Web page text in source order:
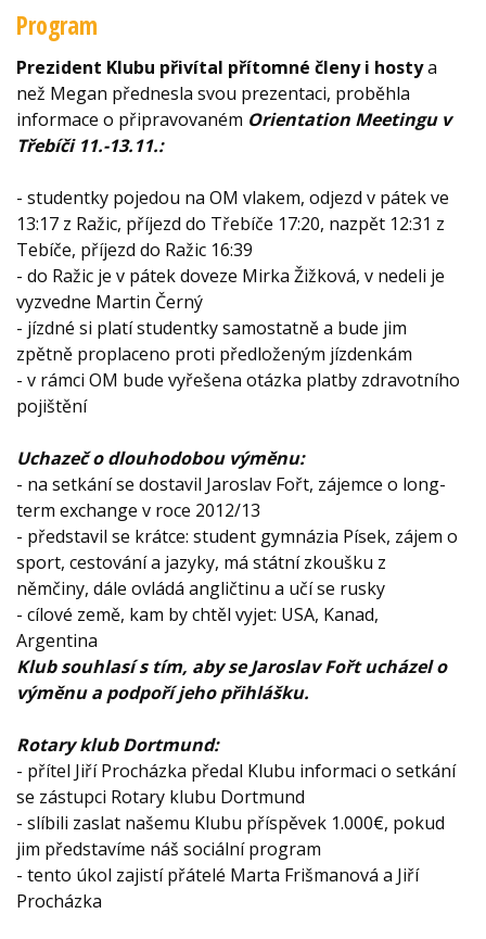
Program
Prezident Klubu přivítal přítomné členy i hostya
než Megan přednesla svou prezentaci, proběhla
informace o připravovaném Orientation Meetingu v
Třebíči 11.-13.11.:
- studentky pojedou na OM vlakem, odjezd v pátek ve
13:17 z Ražic, příjezd do Třebíče 17:20, nazpět 12:31 z
Tebíče, příjezd do Ražic 16:39
- do Ražic je v pátek doveze Mirka Žižková, v nedeli je
vyzvedne Martin Černý
- jízdné si platí studentky samostatně a bude jim
zpětně proplaceno proti předloženým jízdenkám
- v rámci OM bude vyřešena otázka platby zdravotního
pojištění
Uchazeč o dlouhodobou výměnu:
- na setkání se dostavil Jaroslav Fořt, zájemce o long-
term exchange v roce 2012/13
- představil se krátce: student gymnázia Písek, zájem o
sport, cestování a jazyky, má státní zkoušku z
němčiny, dále ovládá angličtinu a učí se rusky
- cílové země, kam by chtěl vyjet: USA, Kanad,
Argentina
Klub souhlasí s tím, aby se Jaroslav Fořt ucházel o
výměnu a podpoří jeho přihlášku.
Rotary klub Dortmund:
- přítel Jiří Procházka předal Klubu informaci o setkání
se zástupci Rotary klubu Dortmund
- slíbili zaslat našemu Klubu příspěvek 1.000€, pokud
jim představíme náš sociální program
- tento úkol zajistí přátelé Marta Frišmanová a Jiří
Procházka